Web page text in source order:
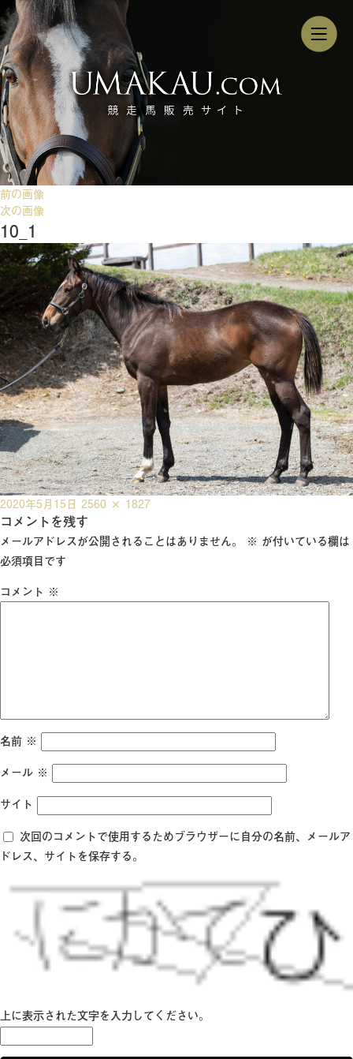
前の画像
次の画像
10_1
投
稿
日:
2020年5月15日 フ
ル
サ
2560 × 1827
コメントを残す
メールアドレスが公開されることはありません。 ※ が付いている欄は
必須項目です
コメント ※
名前 ※
メール ※
サイト
次回のコメントで使用するためブラウザーに自分の名前、メールア
ドレス、サイトを保存する。
上に表示された文字を入力してください。